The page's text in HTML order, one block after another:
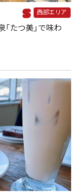
西部エリア
たつ美」で味わ